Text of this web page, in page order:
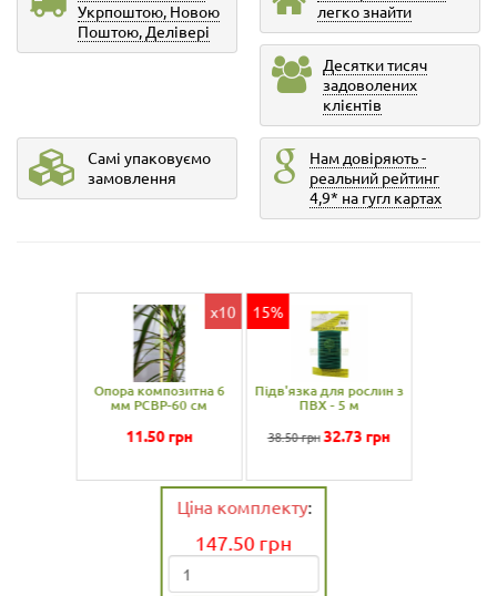
Укрпоштою, Новою
Поштою, Делівері
легко знайти
Десятки тисяч
задоволених
клієнтів
Самі упаковуємо
замовлення
Нам довіряють -
реальний рейтинг
4,9* на гугл картах
Опора композитна 6
мм PCBP-60 см
x20 15%
Підв'язка для рослин з
68.50 грн
Ціна комплекту
287.50